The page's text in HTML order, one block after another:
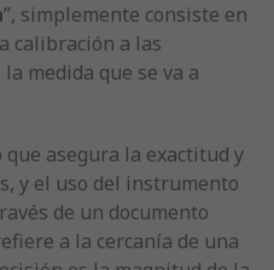
”, simplemente consiste en
calibración a las
medida que se va a
asegura la exactitud y
y el uso del instrumento
de un documento
a la cercanía de una